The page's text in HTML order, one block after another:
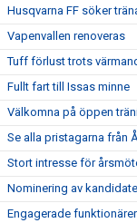
Husqvarna FF söker
Vapenvallen renoveras
Tuff förlust trots
Fullt fart till Issas minne
Välkomna på öppen
Se alla pristagarna från
Stort intresse för
Nominering av
Engagerade